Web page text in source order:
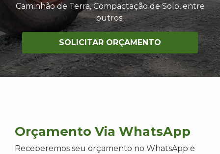
Caminhão de Terra, Compactação de Solo, entre
outros.
SOLICITAR ORÇAMENTO
Orçamento Via WhatsApp
Receberemos seu orçamento no WhatsApp e